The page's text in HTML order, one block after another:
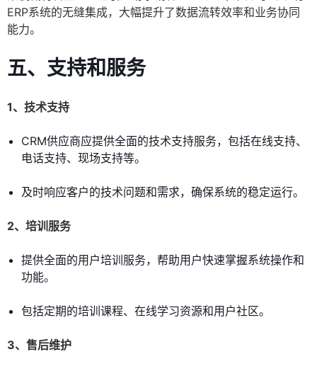
ERP系统的无缝集成，大幅提升了数据流转效率和业务协同
能力。
五、支持和服务
1、技术支持
CRM供应商应提供全面的技术支持服务，包括在线支持、
电话支持、现场支持等。
及时响应客户的技术问题和需求，确保系统的稳定运行。
2、培训服务
提供全面的用户培训服务，帮助用户快速掌握系统操作和
功能。
包括定期的培训课程、在线学习资源和用户社区。
3、售后维护